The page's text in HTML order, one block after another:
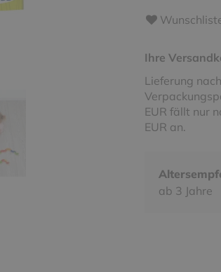
Ihre
Lieferung
EUR fällt nur
EUR an.
ab 3 Jahre